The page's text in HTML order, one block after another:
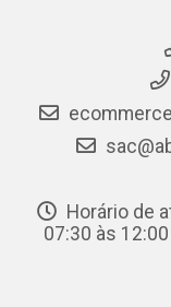
Horário de
07:30 às